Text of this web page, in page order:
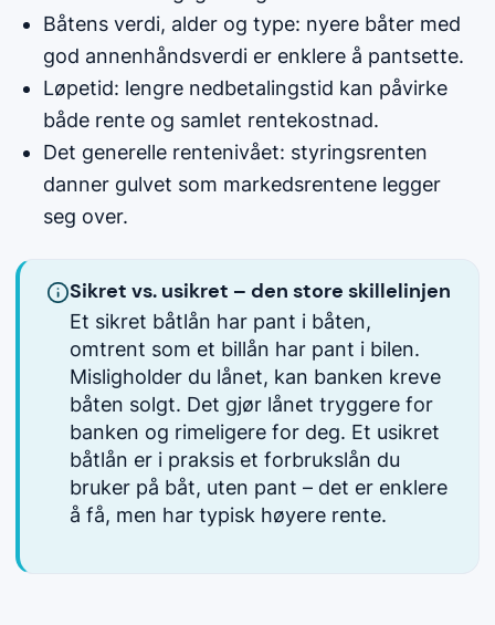
Båtens verdi, alder og type: nyere båter med
god annenhåndsverdi er enklere å pantsette.
Løpetid: lengre nedbetalingstid kan påvirke
både rente og samlet rentekostnad.
Det generelle rentenivået: styringsrenten
danner gulvet som markedsrentene legger
seg over.
Sikret vs. usikret – den store skillelinjen
Et sikret båtlån har pant i båten,
omtrent som et billån har pant i bilen.
Misligholder du lånet, kan banken kreve
båten solgt. Det gjør lånet tryggere for
banken og rimeligere for deg. Et usikret
båtlån er i praksis et forbrukslån du
bruker på båt, uten pant – det er enklere
å få, men har typisk høyere rente.